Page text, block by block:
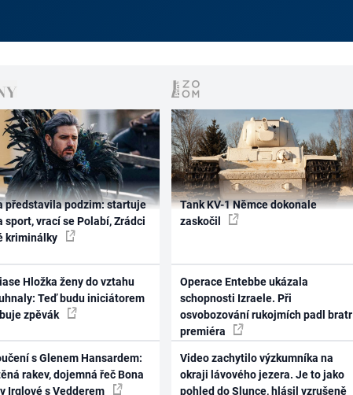
představila podzim: startuje
sport, vrací se Polabí, Zrádci
kriminálky
Hložka ženy do vztahu
Teď budu iniciátorem
zpěvák
s Glenem Hansardem:
rakev, dojemná řeč Bona
Irglové s Vedderem
Tank KV-1 Němce dokonale
zaskočil
Operace Entebbe ukázala
schopnosti Izraele. Při
osvobozování rukojmích padl bratr
premiéra
Video zachytilo výzkumníka na
okraji lávového jezera. Je to jako
pohled do Slunce, hlásil vzrušeně